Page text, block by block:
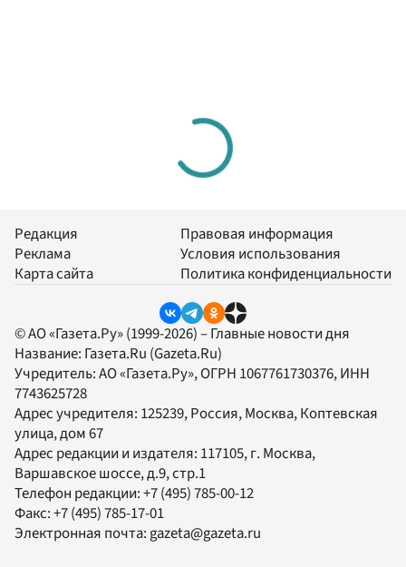
Редакция
Реклама
Карта сайта
Правовая информация
Условия использования
Политика конфиденциальности
© АО «Газета.Ру» (1999-2026) – Главные новости дня
Название: Газета.Ru (Gazeta.Ru)
Учредитель:АО «Газета.Ру», ОГРН 1067761730376, ИНН
7743625728
Адрес учредителя: 125239, Россия, Москва, Коптевская
улица, дом 67
Адрес редакции и издателя: 117105, г. Москва,
Варшавское шоссе, д.9, стр.1
Телефон редакции:+7 (495) 785-00-12
Факс:+7 (495) 785-17-01
Электронная почта:gazeta@gazeta.ru